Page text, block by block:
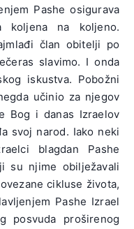
Pashe osigurava
koljena na koljeno.
član obitelji po
slavimo. I onda
iskustva. Pobožni
učinio za njegov
Bog i danas Izraelov
svoj narod. Iako neki
blagdan Pashe
su njime obilježavali
cikluse života,
Pashe Izrael
posvuda proširenog